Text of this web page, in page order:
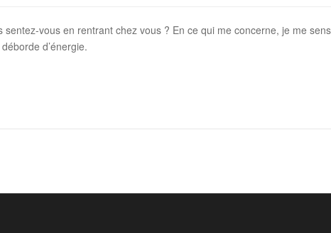
vous en rentrant chez vous ? En ce qui me concerne, je me
d’énergie.